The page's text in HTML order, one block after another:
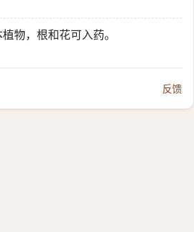
物，根和花可入药。
反馈